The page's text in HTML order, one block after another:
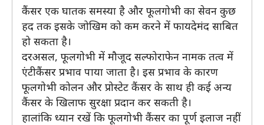
कैंसर एक घातक समस्या है और फूलगोभी का सेवन कुछ
हद तक इसके जोखिम को कम करने में फायदेमंद साबित
हो सकता है।
दरअसल, फूलगोभी में मौजूद सल्फोराफेन नामक तत्व में
एंटीकैंसर प्रभाव पाया जाता है। इस प्रभाव के कारण
फूलगोभी कोलन और प्रोस्टेट कैंसर के साथ ही कई अन्य
कैंसर के खिलाफ सुरक्षा प्रदान कर सकती है।
हालांकि ध्यान रखें कि फूलगोभी कैंसर का पूर्ण इलाज नहीं